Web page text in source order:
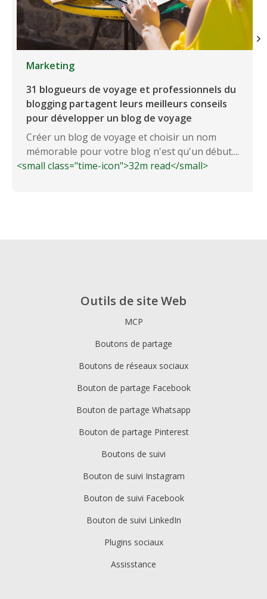
Marketing
31 blogueurs de voyage et professionnels du
blogging partagent leurs meilleurs conseils
pour développer un blog de voyage
Créer un blog de voyage et choisir un nom
mémorable pour votre blog n'est qu'un début....
<small class="time-icon">32m read</small>
Outils de site Web
MCP
Boutons de partage
Boutons de réseaux sociaux
Bouton de partage Facebook
Bouton de partage Whatsapp
Bouton de partage Pinterest
Boutons de suivi
Bouton de suivi Instagram
Bouton de suivi Facebook
Bouton de suivi LinkedIn
Plugins sociaux
Assisstance